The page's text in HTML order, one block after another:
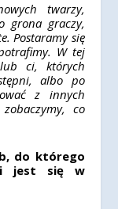
twarzy,
grona graczy,
Postaramy się
W tej
ci, których
albo po
z innych
co
do którego
jest się w